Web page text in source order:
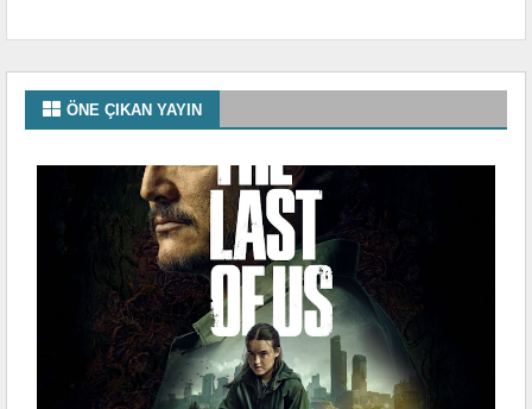
ÖNE ÇIKAN YAYIN